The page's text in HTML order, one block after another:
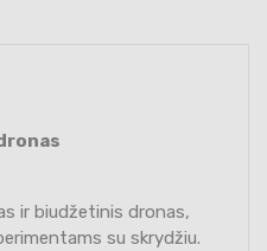
ir biudžetinis dronas,
su skrydžiu.